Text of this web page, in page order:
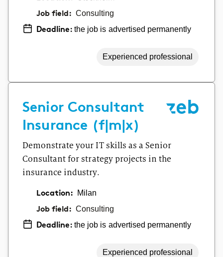
Job field: Consulting
Deadline:the job is advertised permanently
Experienced professional
Senior Consultant
Insurance (f|m|x)
Demonstrate your IT skills as a Senior
Consultant for strategy projects in the
insurance industry.
Location: Milan
Job field: Consulting
Deadline:the job is advertised permanently
Experienced professional